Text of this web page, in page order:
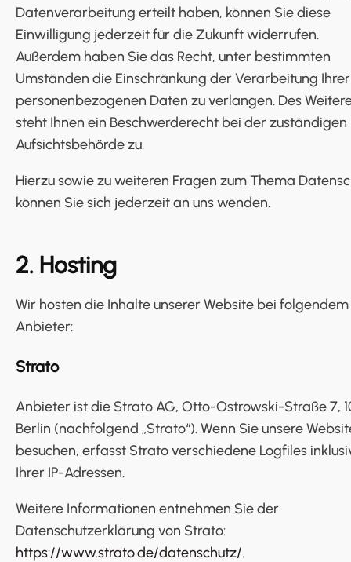
Datenverarbeitung erteilt haben, können Sie diese
Einwilligung jederzeit für die Zukunft widerrufen.
Außerdem haben Sie das Recht, unter bestimmten
Umständen die Einschränkung der Verarbeitung Ihrer
personenbezogenen Daten zu verlangen. Des
steht Ihnen ein Beschwerderecht bei der zuständigen
Aufsichtsbehörde zu.
Hierzu sowie zu weiteren Fragen zum Thema
können Sie sich jederzeit an uns wenden.
2. Hosting
Wir hosten die Inhalte unserer Website bei folgendem
Anbieter:
Strato
Anbieter ist die Strato AG, Otto-Ostrowski-Straße 7,
Berlin (nachfolgend „Strato“). Wenn Sie unsere
besuchen, erfasst Strato verschiedene Logfiles
Ihrer IP-Adressen.
Weitere Informationen entnehmen Sie der
Datenschutzerklärung von Strato:
https://www.strato.de/datenschutz/.